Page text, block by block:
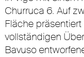
Churruca 6. Auf
Fläche
vollständigen
Bavuso